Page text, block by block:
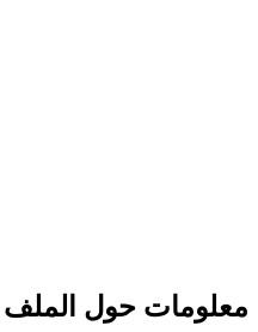
معلومات حول الملف